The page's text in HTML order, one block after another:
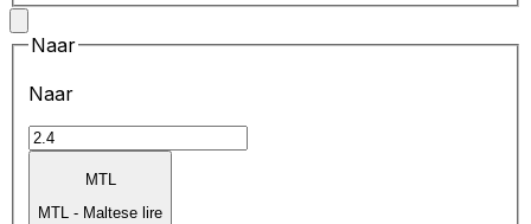
Naar
Naar
MTL
MTL - Maltese lire